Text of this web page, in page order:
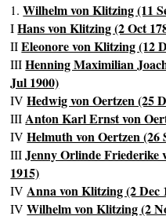
1.Wilhelm von Klitzing (11
IHans von Klitzing (2 Oct
IIEleonore von Klitzing (12
IIIHenning Maximilian
Jul 1900)
IVHedwig von Oertzen (25
IIIAnton Karl Ernst von
IVHelmuth von Oertzen (26
IIIJenny Orlinde Friederike
1915)
IVAnna von Klitzing (2 Dec
IVWilhelm von Klitzing (2